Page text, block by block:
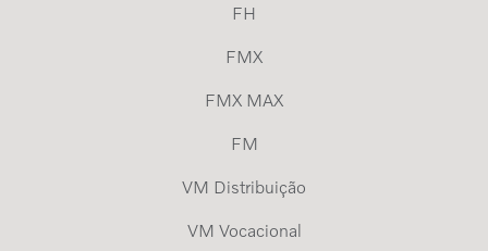
FH
FMX
FMX MAX
FM
VM Distribuição
VM Vocacional